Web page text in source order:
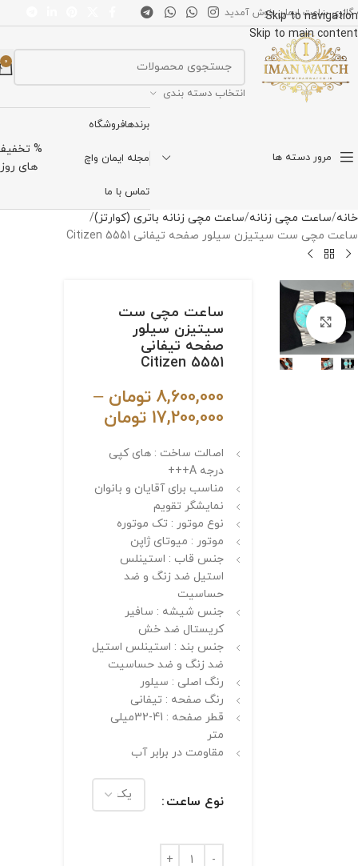
Skip to navigation
Skip to main content
گالری ساعت ایمان خوش آمدید
انتخاب دسته بندی
0
مرور دسته ها
برندهافروشگاه
مجله ایمان واچ
تماس با ما
%
های روز
خانه ساعت مچی زنانه ساعت مچی زنانه باتری (کوارتز)
ساعت مچی ست سیتیزن سیلور صفحه تیفانی Citizen 5551
برای بزرگنمایی کلیک کنیدساعت مچی ست
سیتیزن سیلور
صفحه تیفانی
Citizen 5551
8,600,000 تومان –
17,200,000 تومان
اصالت ساخت : های کپی
درجه A+++
مناسب برای آقایان و بانوان
نمایشگر تقویم
نوع موتور : تک موتوره
موتور : میوتای ژاپن
جنس قاب : استینلس
استیل ضد زنگ و ضد
حساسیت
جنس شیشه : سافیر
کریستال ضد خش
جنس بند : استینلس استیل
ضد زنگ و ضد حساسیت
رنگ اصلی : سیلور
رنگ صفحه : تیفانی
قطر صفحه : 41-32میلی
متر
مقاومت در برابر آب
نوع ساعت